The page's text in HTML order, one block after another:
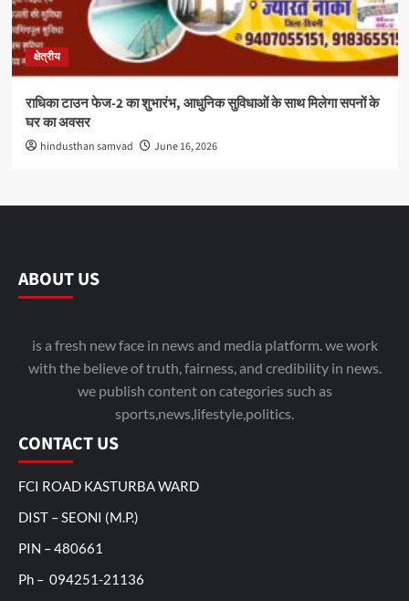
क्षेत्रीय
राधिका टाउन फेज-2 का शुभारंभ, आधुनिक सुविधाओं के साथ मिलेगा सपनों के
घर का अवसर
hindusthan samvad June 16, 2026
ABOUT US
is a fresh new face in news and media platform. we work
with the believe of truth, fairness, and credibility in news.
we publish content on categories such as
sports,news,lifestyle,politics.
CONTACT US
FCI ROAD KASTURBA WARD
DIST – SEONI (M.P.)
PIN – 480661
Ph – 094251-21136